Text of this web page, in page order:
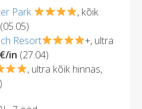
Park
, kõik
(05.05)
Resort
+, ultra
in (27.04)
, ultra kõik hinnas,